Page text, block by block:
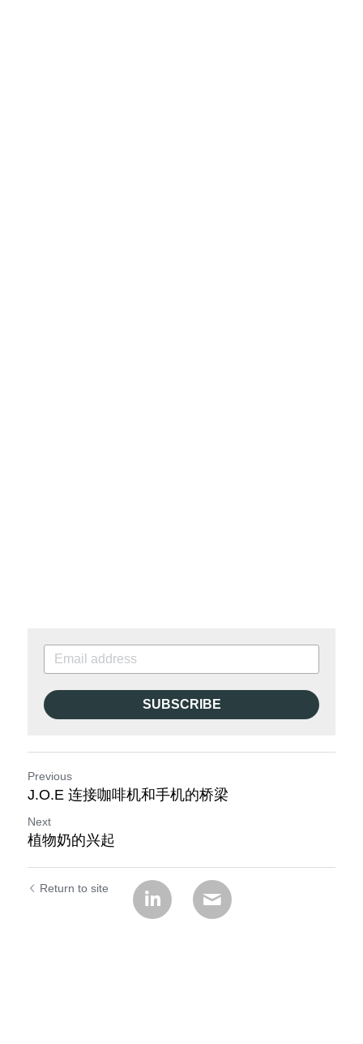
SUBSCRIBE
Previous
J.O.E 连接咖啡机和手机的桥梁
Next
植物奶的兴起
Return to site